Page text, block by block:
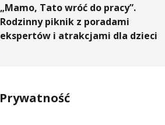
„Mamo, Tato wróć do pracy”.
Rodzinny piknik z poradami
ekspertów i atrakcjami dla dzieci
Prywatność